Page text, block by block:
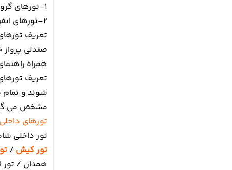
۱-تورهای گروهی (بسته).
۲-تورهای انفرادی (باز).
تعریف
صندلی پرواز
همراه
تعریف
شوند و تمام
مشخص می
تورهای داخلی
تور داخلی
تور کیش /
همدان / تور